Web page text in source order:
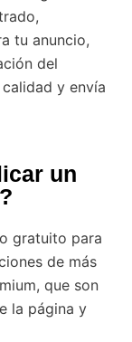
tu anuncio,
del
y envía
un
gratuito para
de más
que son
la página y